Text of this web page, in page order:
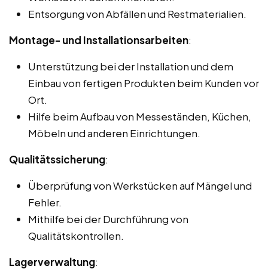
Entsorgung von Abfällen und Restmaterialien.
Montage- und Installationsarbeiten:
Unterstützung bei der Installation und dem
Einbau von fertigen Produkten beim Kunden vor
Ort.
Hilfe beim Aufbau von Messeständen, Küchen,
Möbeln und anderen Einrichtungen.
Qualitätssicherung:
Überprüfung von Werkstücken auf Mängel und
Fehler.
Mithilfe bei der Durchführung von
Qualitätskontrollen.
Lagerverwaltung: